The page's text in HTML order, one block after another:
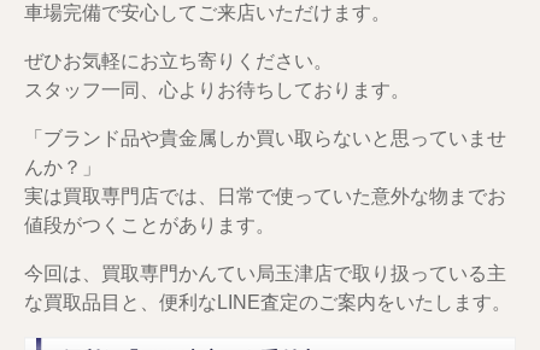
車場完備で安心してご来店いただけます。
ぜひお気軽にお立ち寄りください。
スタッフ一同、心よりお待ちしております。
「ブランド品や貴金属しか買い取らないと思っていませ
んか？」
実は買取専門店では、日常で使っていた意外な物までお
値段がつくことがあります。
今回は、買取専門かんてい局玉津店で取り扱っている主
な買取品目と、便利なLINE査定のご案内をいたします。